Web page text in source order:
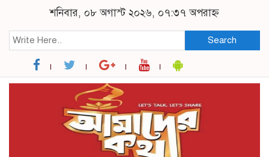
শনিবার, ০৮ অগাস্ট ২০২৬, ০৭:৩৭ অপরাহ্ন
Search